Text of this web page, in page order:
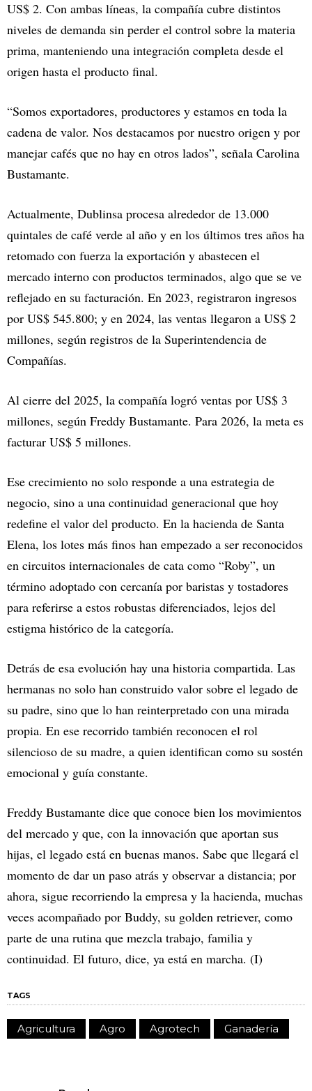
US$ 2. Con ambas líneas, la compañía cubre distintos
niveles de demanda sin perder el control sobre la materia
prima, manteniendo una integración completa desde el
origen hasta el producto final.
“Somos exportadores, productores y estamos en toda la
cadena de valor. Nos destacamos por nuestro origen y por
manejar cafés que no hay en otros lados”, señala Carolina
Bustamante.
Actualmente, Dublinsa procesa alrededor de 13.000
quintales de café verde al año y en los últimos tres años ha
retomado con fuerza la exportación y abastecen el
mercado interno con productos terminados, algo que se ve
reflejado en su facturación. En 2023, registraron ingresos
por US$ 545.800; y en 2024, las ventas llegaron a US$ 2
millones, según registros de la Superintendencia de
Compañías.
Al cierre del 2025, la compañía logró ventas por US$ 3
millones, según Freddy Bustamante. Para 2026, la meta es
facturar US$ 5 millones.
Ese crecimiento no solo responde a una estrategia de
negocio, sino a una continuidad generacional que hoy
redefine el valor del producto. En la hacienda de Santa
Elena, los lotes más finos han empezado a ser reconocidos
en circuitos internacionales de cata como “Roby”, un
término adoptado con cercanía por baristas y tostadores
para referirse a estos robustas diferenciados, lejos del
estigma histórico de la categoría.
Detrás de esa evolución hay una historia compartida. Las
hermanas no solo han construido valor sobre el legado de
su padre, sino que lo han reinterpretado con una mirada
propia. En ese recorrido también reconocen el rol
silencioso de su madre, a quien identifican como su sostén
emocional y guía constante.
Freddy Bustamante dice que conoce bien los movimientos
del mercado y que, con la innovación que aportan sus
hijas, el legado está en buenas manos. Sabe que llegará el
momento de dar un paso atrás y observar a distancia; por
ahora, sigue recorriendo la empresa y la hacienda, muchas
veces acompañado por Buddy, su golden retriever, como
parte de una rutina que mezcla trabajo, familia y
continuidad. El futuro, dice, ya está en marcha. (I)
TAGS
Agricultura Agro Agrotech Ganadería